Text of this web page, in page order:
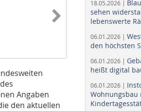
Angaben
den aktuellen
18.05.2026 |
sehen
lebenswerte
06.01.2026 |
den höchsten
06.01.2026 |
heißt digital
06.01.2026 |
Wohnungsbau